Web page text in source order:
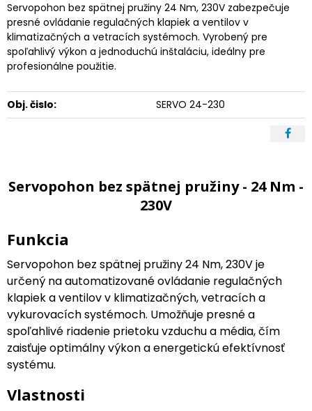
Servopohon bez spätnej pružiny 24 Nm, 230V zabezpečuje
presné ovládanie regulačných klapiek a ventilov v
klimatizačných a vetracích systémoch. Vyrobený pre
spoľahlivý výkon a jednoduchú inštaláciu, ideálny pre
profesionálne použitie.
Obj. čislo: SERVO 24-230
Servopohon bez spätnej pružiny - 24 Nm -
230V
Funkcia
Servopohon bez spätnej pružiny 24 Nm, 230V je
určený na automatizované ovládanie regulačných
klapiek a ventilov v klimatizačných, vetracích a
vykurovacích systémoch. Umožňuje presné a
spoľahlivé riadenie prietoku vzduchu a média, čím
zaisťuje optimálny výkon a energetickú efektívnosť
systému.
Vlastnosti